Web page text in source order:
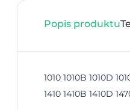
Popis produktu
1010 1010B 1010D
1410 1410B 1410D